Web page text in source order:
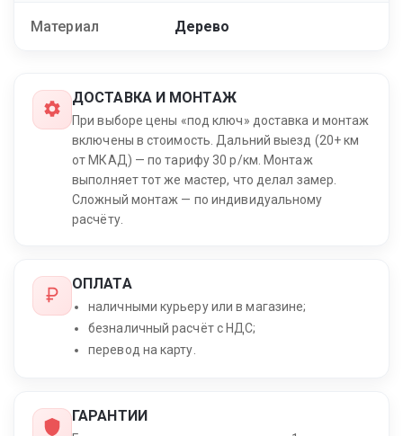
Материал Дерево
ДОСТАВКА И МОНТАЖ
При выборе цены «под ключ» доставка и монтаж
включены в стоимость. Дальний выезд (20+ км
от МКАД) — по тарифу 30 р/км. Монтаж
выполняет тот же мастер, что делал замер.
Сложный монтаж — по индивидуальному
расчёту.
ОПЛАТА
наличными курьеру или в магазине;
безналичный расчёт с НДС;
перевод на карту.
ГАРАНТИИ